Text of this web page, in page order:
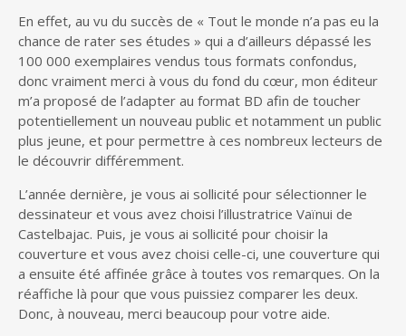
En effet, au vu du succès de « Tout le monde n’a pas eu la
chance de rater ses études » qui a d’ailleurs dépassé les
100 000 exemplaires vendus tous formats confondus,
donc vraiment merci à vous du fond du cœur, mon éditeur
m’a proposé de l’adapter au format BD afin de toucher
potentiellement un nouveau public et notamment un public
plus jeune, et pour permettre à ces nombreux lecteurs de
le découvrir différemment.
L’année dernière, je vous ai sollicité pour sélectionner le
dessinateur et vous avez choisi l’illustratrice Vaïnui de
Castelbajac. Puis, je vous ai sollicité pour choisir la
couverture et vous avez choisi celle-ci, une couverture qui
a ensuite été affinée grâce à toutes vos remarques. On la
réaffiche là pour que vous puissiez comparer les deux.
Donc, à nouveau, merci beaucoup pour votre aide.